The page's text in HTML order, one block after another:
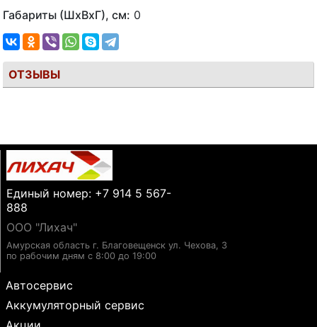
Габариты (ШхВхГ), см: 0
ОТЗЫВЫ
Единый номер: +7 914 5 567-
888
ООО "Лихач"
Амурская область г. Благовещенск ул. Чехова, 3
по рабочим дням с 8:00 до 19:00
Автосервис
Аккумуляторный сервис